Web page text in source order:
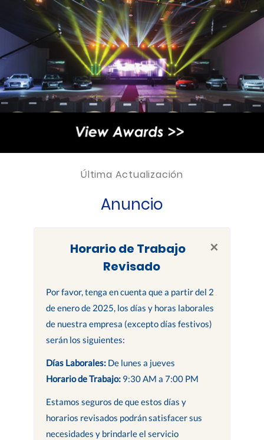
Última Actualización
Anuncio
×
Horario de Trabajo
Revisado
Por favor, tenga en cuenta que a partir del 2
de enero de 2025, los días y horas laborales
de nuestra empresa (excepto días festivos)
serán los siguientes:
Días Laborales:De lunes a jueves
Horario de Trabajo: 9:30 AM a 7:00 PM
Estamos seguros de que estos días y
horarios revisados podrán satisfacer sus
necesidades y brindarle el servicio